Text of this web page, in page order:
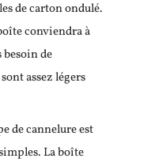
de carton ondulé.
conviendra à
besoin de
assez légers
de cannelure est
La boîte